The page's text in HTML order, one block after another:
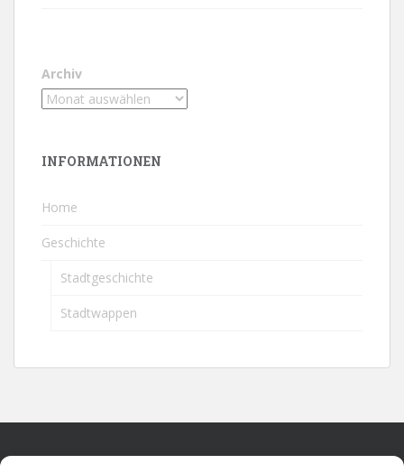
Archiv
INFORMATIONEN
Home
Geschichte
Stadtgeschichte
Stadtwappen